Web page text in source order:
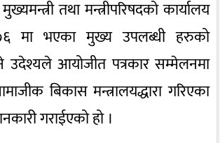
तथा मन्त्रीपरिषदको कार्यालय
मा भएका मुख्य उपलब्धी हरुको
उदेश्यले आयोजीत पत्रकार सम्मेलनमा
बिकास मन्त्रालयद्धारा गरिएका
गराईएको हो ।